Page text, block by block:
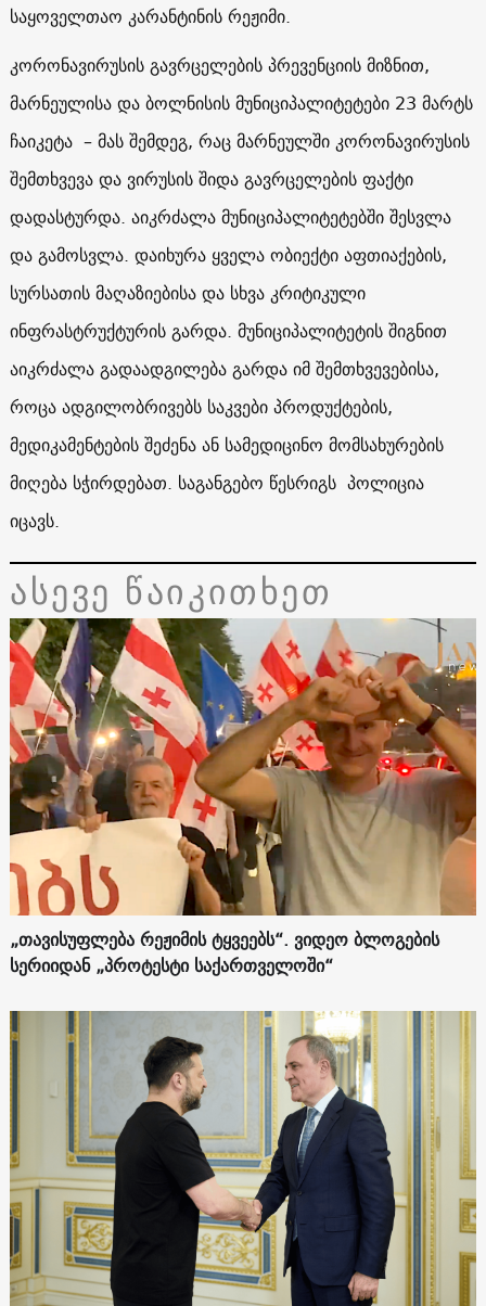
საყოველთაო კარანტინის რეჟიმი.
კორონავირუსის გავრცელების პრევენციის მიზნით,
მარნეულისა და ბოლნისის მუნიციპალიტეტები 23 მარტს
ჩაიკეტა – მას შემდეგ, რაც მარნეულში კორონავირუსის
შემთხვევა და ვირუსის შიდა გავრცელების ფაქტი
დადასტურდა. აიკრძალა მუნიციპალიტეტებში შესვლა
და გამოსვლა. დაიხურა ყველა ობიექტი აფთიაქების,
სურსათის მაღაზიებისა და სხვა კრიტიკული
ინფრასტრუქტურის გარდა. მუნიციპალიტეტის შიგნით
აიკრძალა გადაადგილება გარდა იმ შემთხვევებისა,
როცა ადგილობრივებს საკვები პროდუქტების,
მედიკამენტების შეძენა ან სამედიცინო მომსახურების
მიღება სჭირდებათ. საგანგებო წესრიგს პოლიცია
იცავს.
ასევე წაიკითხეთ
„თავისუფლება რეჟიმის ტყვეებს“. ვიდეო ბლოგების
სერიიდან „პროტესტი საქართველოში“